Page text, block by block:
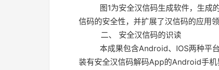
图1为安全汉信码生成软件，生成
信码的安全性，并扩展了汉信码的应用
二、 安全汉信码的识读
本成果包含Android、 IOS两种平
装有安全汉信码解码App的Android手机